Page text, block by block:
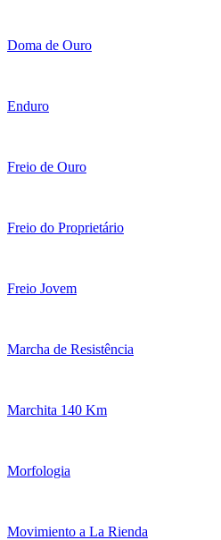
Doma de Ouro
Enduro
Freio de Ouro
Freio do Proprietário
Freio Jovem
Marcha de Resistência
Marchita 140 Km
Morfologia
Movimiento a La Rienda